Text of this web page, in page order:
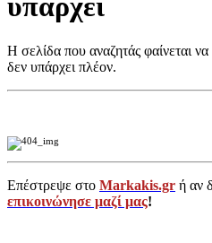
υπάρχει
Η σελίδα που αναζητάς φαίνεται να
δεν υπάρχει πλέον.
Επέστρεψε στο Markakis.gr ή αν
επικοινώνησε μαζί μας!